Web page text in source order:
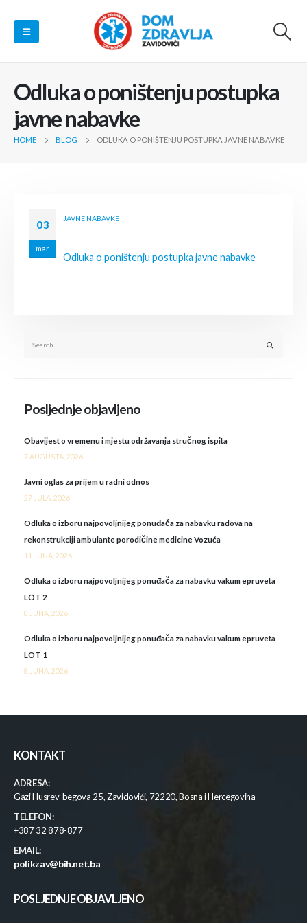
Odluka o poništenju postupka
javne nabavke
HOME BLOG ODLUKA O PONIŠTENJU POSTUPKA JAVNE NABAVKE
03
mar
JAVNE NABAVKE
Odluka o poništenju postupka javne nabavke
Posljednje objavljeno
Obavijest o vremenu i mjestu održavanja stručnog ispita
7 AUGUSTA, 2026
Javni oglas za prijem u radni odnos
27 JULA, 2026
Odluka o izboru najpovoljnijeg ponuđača za nabavku radova na
rekonstrukciji ambulante porodičine medicine Vozuća
11 JUNA, 2026
Odluka o izboru najpovoljnijeg ponuđača za nabavku vakum epruveta
LOT 2
8 JUNA, 2026
Odluka o izboru najpovoljnijeg ponuđača za nabavku vakum epruveta
LOT 1
8 JUNA, 2026
KONTAKT
ADRESA:
Gazi Husrev-begova 25, Zavidovići, 72220, Bosna i Hercegovina
TELEFON:
+387 32 878-877
EMAIL:
polikzav@bih.net.ba
POSLJEDNJE OBJAVLJENO